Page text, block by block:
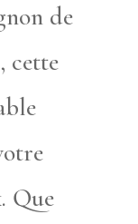
de
cette
Que